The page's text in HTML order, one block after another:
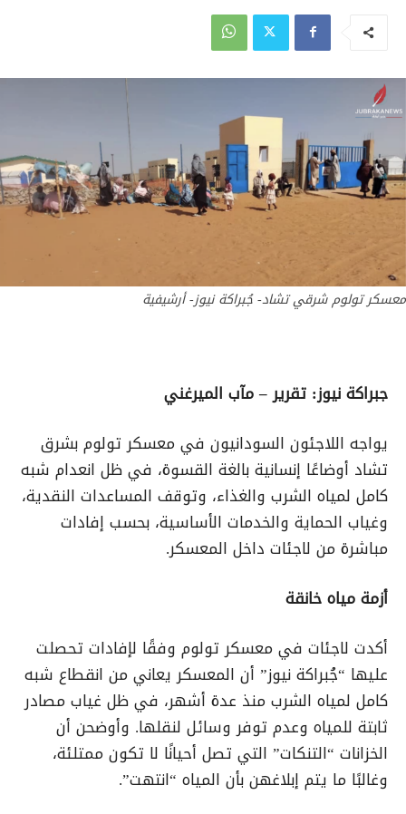
معسكر تولوم شرقي تشاد- جُبراكة نيوز- أرشيفية
جبراكة نيوز: تقرير – مآب الميرغني
يواجه اللاجئون السودانيون في معسكر تولوم بشرق
تشاد أوضاعًا إنسانية بالغة القسوة، في ظل انعدام شبه
كامل لمياه الشرب والغذاء، وتوقف المساعدات النقدية،
وغياب الحماية والخدمات الأساسية، بحسب إفادات
مباشرة من لاجئات داخل المعسكر.
أزمة مياه خانقة
أكدت لاجئات في معسكر تولوم وفقًا لإفادات تحصلت
عليها “جُبراكة نيوز” أن المعسكر يعاني من انقطاع شبه
كامل لمياه الشرب منذ عدة أشهر، في ظل غياب مصادر
ثابتة للمياه وعدم توفر وسائل لنقلها. وأوضحن أن
الخزانات “التنكات” التي تصل أحيانًا لا تكون ممتلئة،
وغالبًا ما يتم إبلاغهن بأن المياه “انتهت”.